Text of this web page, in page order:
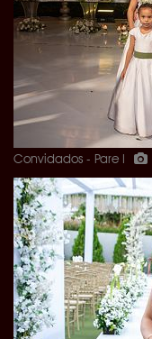
Convidados - Pare I